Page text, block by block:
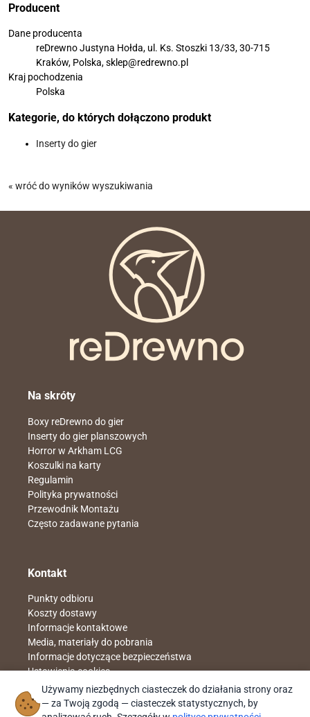
Producent
Dane producenta
reDrewno Justyna Hołda, ul. Ks. Stoszki 13/33, 30-715
Kraków, Polska, sklep@redrewno.pl
Kraj pochodzenia
Polska
Kategorie, do których dołączono produkt
Inserty do gier
« wróć do wyników wyszukiwania
Na skróty
Boxy reDrewno do gier
Inserty do gier planszowych
Horror w Arkham LCG
Koszulki na karty
Regulamin
Polityka prywatności
Przewodnik Montażu
Często zadawane pytania
Kontakt
Punkty odbioru
Koszty dostawy
Informacje kontaktowe
Media, materiały do pobrania
Informacje dotyczące bezpieczeństwa
Ustawienia cookies
Napisz do nassklep@redrewno.pl
Znajdziesz nas nafacebook reDrewno
Używamy niezbędnych ciasteczek do działania strony oraz
— za Twoją zgodą — ciasteczek statystycznych, by